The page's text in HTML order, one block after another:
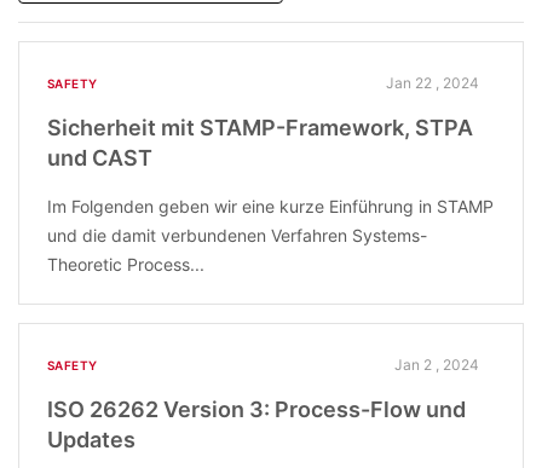
SAFETY Jan 22 , 2024
Sicherheit mit STAMP-Framework, STPA
und CAST
Im Folgenden geben wir eine kurze Einführung in STAMP
und die damit verbundenen Verfahren Systems-
Theoretic Process...
SAFETY Jan 2 , 2024
ISO 26262 Version 3: Process-Flow und
Updates